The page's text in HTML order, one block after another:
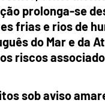
prolonga-se
frias e rios de
do Mar e da
riscos
sob aviso